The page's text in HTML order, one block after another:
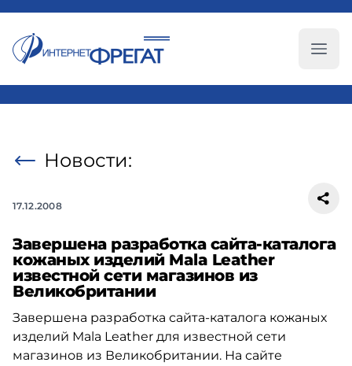
Новости:
17.12.2008
Завершена разработка сайта-каталога
кожаных изделий Mala Leather
известной сети магазинов из
Великобритании
Завершена разработка сайта-каталога кожаных
изделий Mala Leather для известной сети
магазинов из Великобритании. На сайте